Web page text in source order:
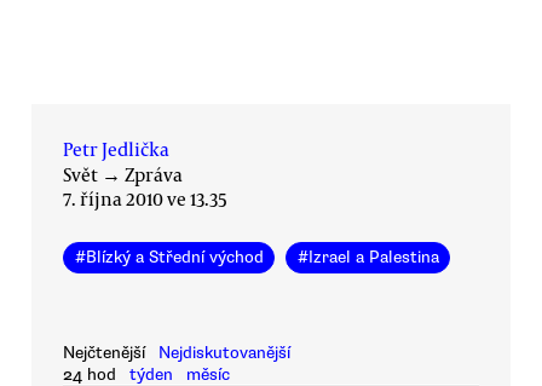
Petr Jedlička
Svět → Zpráva
7. října 2010 ve 13.35
#Blízký a Střední východ #Izrael a Palestina
Nejčtenější
Nejdiskutovanější
24 hod
týden měsíc